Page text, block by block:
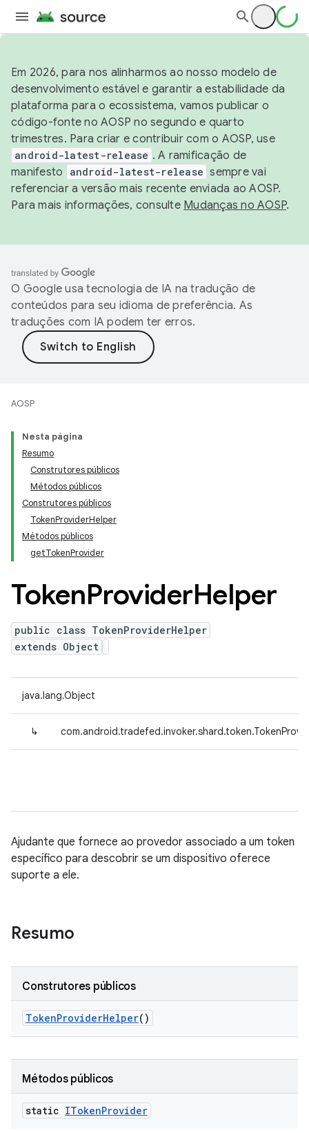
Em 2026, para nos alinharmos ao nosso modelo de
desenvolvimento estável e garantir a estabilidade da
plataforma para o ecossistema, vamos publicar o
código-fonte no AOSP no segundo e quarto
trimestres. Para criar e contribuir com o AOSP, use
android-latest-release . A ramificação de
manifesto
android-latest-release sempre vai
referenciar a versão mais recente enviada ao AOSP.
Para mais informações, consulte Mudanças no AOSP.
O Google usa tecnologia de IA na tradução de
conteúdos para seu idioma de preferência. As
traduções com IA podem ter erros.
AOSP
Nesta página
Resumo
Construtores públicos
Métodos públicos
Construtores públicos
TokenProviderHelper
Métodos públicos
getTokenProvider
TokenProviderHelper
public class TokenProviderHelper
extends Object
java.lang.Object
↳
Ajudante que fornece ao provedor associado a um token
específico para descobrir se um dispositivo oferece
suporte a ele.
Resumo
Construtores públicos
TokenProviderHelper()
Métodos públicos
static ITokenProvider